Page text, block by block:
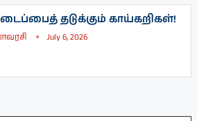
தடுக்கும் காய்கறிகள்!
July 6, 2026